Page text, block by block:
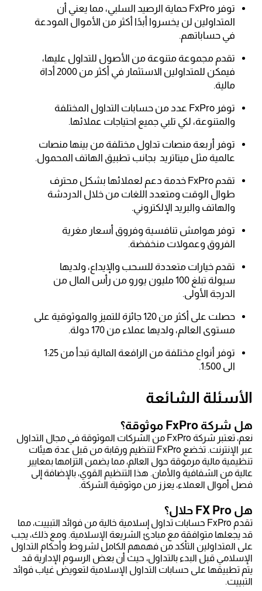
توفر FxPro حماية الرصيد السلبي، مما يعني أن
المتداولين لن يخسروا أبدًا أكثر من الأموال المودعة
في حساباتهم.
تقدم مجموعة متنوعة من الأصول للتداول عليها،
فيمكن للمتداولين الاستثمار في أكثر من 2000 أداة
مالية.
توفر FxPro عدد من حسابات التداول المختلفة
والمتنوعة، لكي تلبي جميع احتياجات عملائها.
توفر أربعة منصات تداول مختلفة من بينها منصات
عالمية مثل ميتاتريد بجانب تطبيق الهاتف المحمول.
تقدم FxPro خدمة دعم لعملائها بشكل محترف
طوال الوقت ومتعدد اللغات من خلال الدردشة
والهاتف والبريد الإلكتروني.
توفر هوامش تنافسية وفروق أسعار مغرية
الفروق وعمولات منخفضة.
تقدم خيارات متعددة للسحب والإيداع، ولديها
سيولة تبلغ 100 مليون يورو من رأس المال من
الدرجة الأولى.
حصلت على أكثر من 120 جائزة للتميز والموثوقية على
مستوى العالم، ولديها عملاء من 170 دولة.
توفر أنواع مختلفة من الرافعة المالية تبدأ من 1:25
الى 1:500.
الأسئلة الشائعة
هل شركة FxPro موثوقة؟
نعم، تعتبر شركة FxPro من الشركات الموثوقة في مجال التداول
عبر الإنترنت. تخضع FxPro لتنظيم ورقابة من قبل عدة هيئات
تنظيمية مالية مرموقة حول العالم، مما يضمن التزامها بمعايير
عالية من الشفافية والأمان. هذا التنظيم القوي، بالإضافة إلى
فصل أموال العملاء، يعزز من موثوقية الشركة.
هل FX Pro حلال؟
تقدم FxPro حسابات تداول إسلامية خالية من فوائد التبييت، مما
قد يجعلها متوافقة مع مبادئ الشريعة الإسلامية. ومع ذلك، يجب
على المتداولين التأكد من فهمهم الكامل لشروط وأحكام التداول
الإسلامي قبل البدء بالتداول، حيث أن بعض الرسوم الإدارية قد
يتم تطبيقها على حسابات التداول الإسلامية لتعويض غياب فوائد
التبييت.